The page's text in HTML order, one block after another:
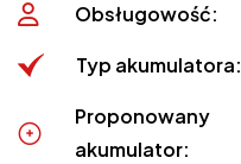
Obsługowość:
Typ akumulatora:
Proponowany
akumulator: